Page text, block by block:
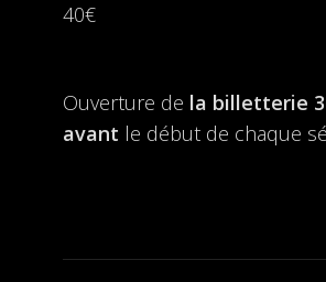
40€
Ouverture de la billetterie
avant le début de chaque